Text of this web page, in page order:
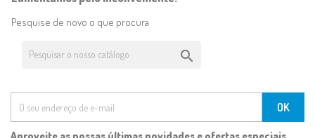
Pesquise de novo o que procura
